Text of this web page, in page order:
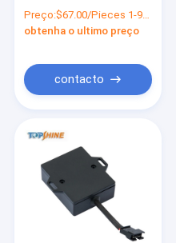
dispositivo para o
veículo da
Preço:$67.00/Pieces 1-99 Pieces
obtenha o ultimo preço
contacto